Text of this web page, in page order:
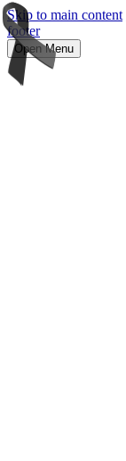
Skip to main content
footer
Open Menu